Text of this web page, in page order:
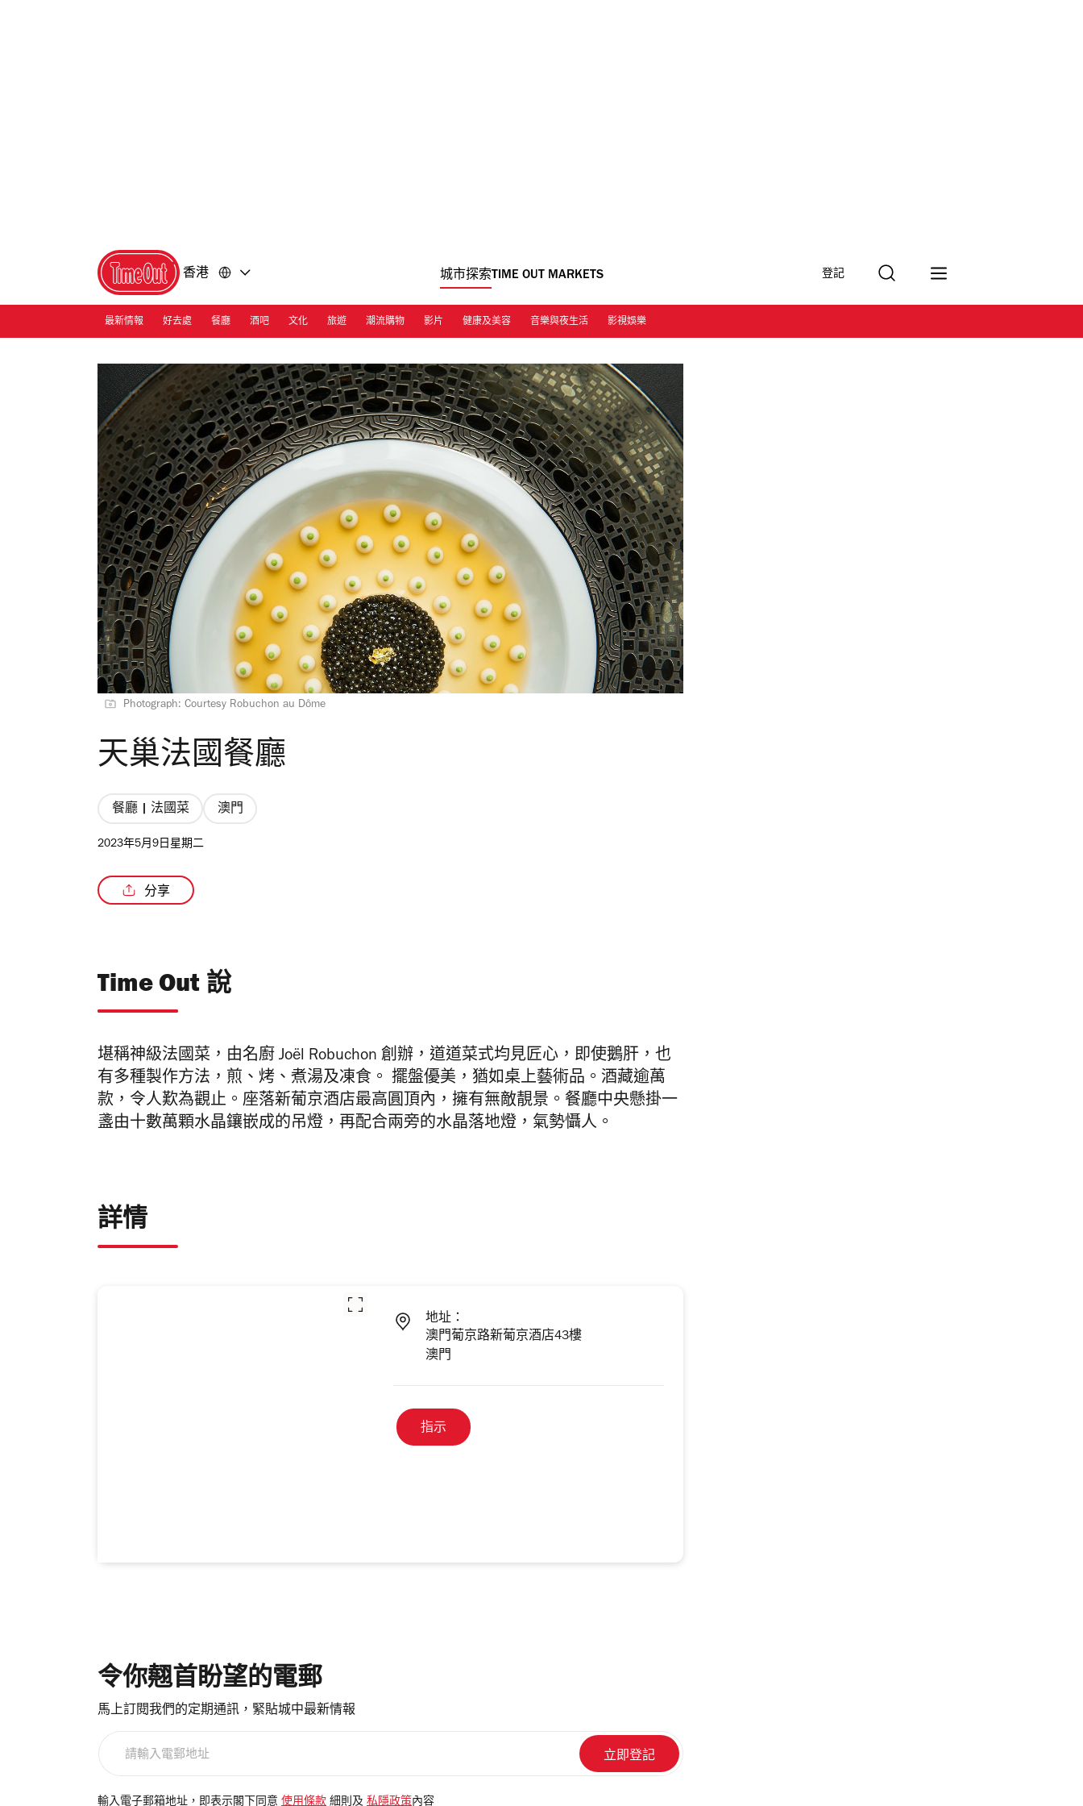
香港 城市探索TIME OUT MARKETS 登記
最新情報 好去處 餐廳 酒吧 文化 旅遊 潮流購物 影片 健康及美容 音樂與夜生活 影視娛樂
Photograph: Courtesy Robuchon au Dôme
天巢法國餐廳
餐廳 | 法國菜 澳門
2023年5月9日星期二
分享
Time Out 說
堪稱神級法國菜，由名廚 Joël Robuchon 創辦，道道菜式均見匠心，即使鵝肝，也
有多種製作方法，煎、烤、煮湯及凍食。 擺盤優美，猶如桌上藝術品。酒藏逾萬
款，令人歎為觀止。座落新葡京酒店最高圓頂內，擁有無敵靚景。餐廳中央懸掛一
盞由十數萬顆水晶鑲嵌成的吊燈，再配合兩旁的水晶落地燈，氣勢懾人。
詳情
地址：
澳門葡京路新葡京酒店43樓
澳門
指示
令你翹首盼望的電郵
馬上訂閱我們的定期通訊，緊貼城中最新情報
電
輸入電子郵箱地址，即表示閣下同意 使用條款 細則及 私隱政策 內容